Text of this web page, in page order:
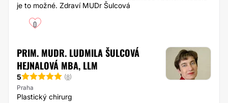
je to možné. Zdraví MUDr Šulcová
0
PRIM. MUDR. LUDMILA ŠULCOVÁ
HEJNALOVÁ MBA, LLM
5 (8)
Praha
Plastický chirurg